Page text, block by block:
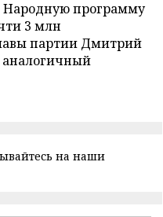
Народную программу
3 млн
партии Дмитрий
на наши